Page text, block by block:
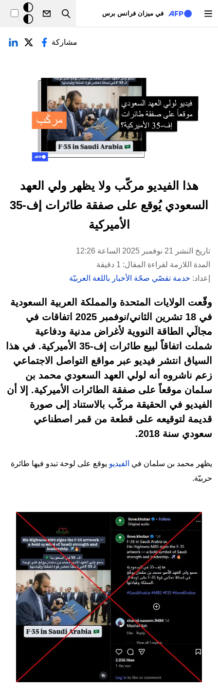
في ميزان فرانس برس
Search
خلفيّة
داكنة
التبويبات الأساسية
مشاركة
هذا الفيديو مركّب ولا يظهر ولي العهد
السعودي يُوقع على صفقة طائرات إف-35
الأميركية
تاريخ النشر 21 نوفمبر 2025 الساعة 12:26
المدة اللازمة لقراءة المقال: 1 دقيقة
إعداد: خدمة تقصّي صحّة الأخبار باللغة العربيّة
وقّعت الولايات المتحدة والمملكة العربية السعودية
في 18 تشرين الثاني/نوفمبر 2025 اتفاقات في
مجالَي الطاقة النووية لأغراض مدنية ودفاعية
شملت اتفاقاً لبيع طائرات إف-35 الأميركية. في هذا
السياق انتشر فيديو عبر مواقع التواصل الاجتماعي
زعم ناشروه أنه لولي العهد السعودي محمد بن
سلمان موقعاً على صفقة الطائرات الأميركية. إلا أن
الفيديو في الحقيقة مركّب بالاستناد إلى صورة
قديمة لتوقيعه على قطعة من قمر اصطناعي
سعودي سنة 2018.
يظهر محمد بن سلمان في الفيديو يوقع على لوحة تبدو فيها طائرة
حربيّة.
Image